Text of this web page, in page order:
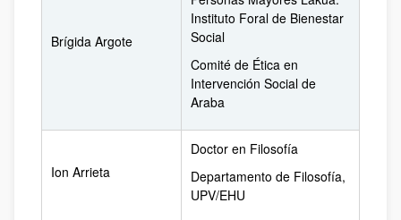
Brígida Argote
Instituto Foral de Bienestar
Social
Comité de Ética en
Intervención Social de
Araba
Ion Arrieta
Doctor en Filosofía
Departamento de Filosofía,
UPV/EHU